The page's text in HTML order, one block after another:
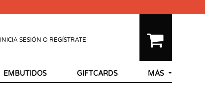
INICIA SESIÓN O REGÍSTRATE
EMBUTIDOS GIFTCARDS MÁS